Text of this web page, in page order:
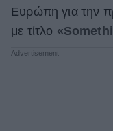
Ευρώπη για την
με τίτλο